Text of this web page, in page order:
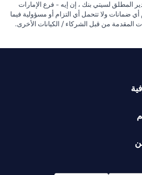
المطلق لسيتي بنك ، إن إيه - فرع الإمارات
أي ضمانات ولا تتحمل أي التزام أو مسؤولية فيما
المقدمة من قبل الشركاء / الكيانات الأخرى.